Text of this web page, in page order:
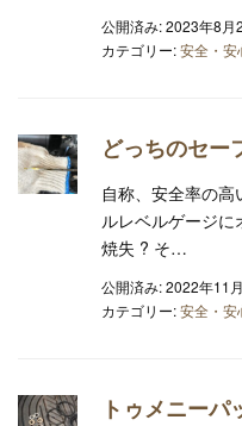
公開済み: 2023年8月
カテゴリー:安全・安
どっちのセー
自称、安全率の
ルレベルゲージ
焼失 ? そ…
公開済み: 2022年11
カテゴリー:安全・安
トゥメニーパ